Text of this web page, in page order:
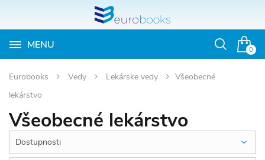
0
MENU
Otvoriť
Eurobooks Vedy Lekárske vedy
Všeobecné
lekárstvo
Všeobecné lekárstvo
Dostupnosti